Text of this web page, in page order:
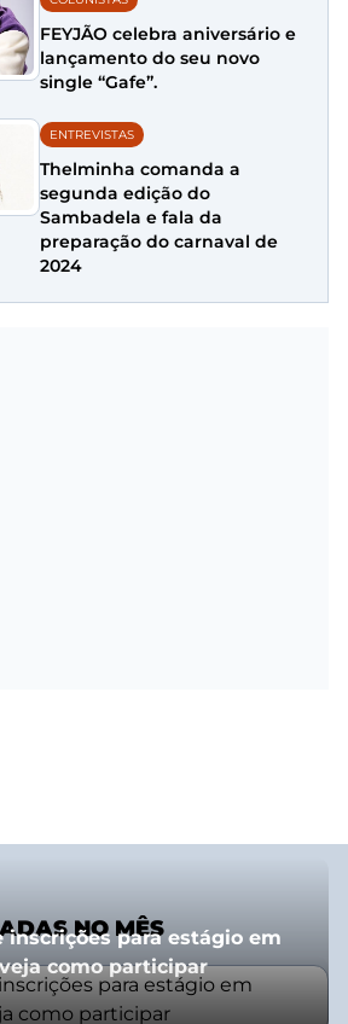
FEYJÃO celebra aniversário e
lançamento do seu novo
single “Gafe”.
ENTREVISTAS
Thelminha comanda a
segunda edição do
Sambadela e fala da
preparação do carnaval de
2024
NO MÊS
inscrições para estágio em
como participar